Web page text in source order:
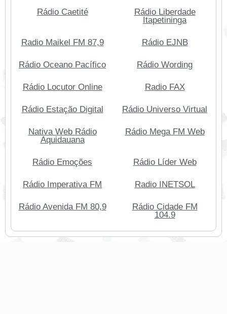
Rádio Caetité
Rádio Liberdade
Itapetininga
Radio Maikel FM 87,9 Rádio EJNB
Rádio Oceano Pacífico Rádio Wording
Rádio Locutor Online Radio FAX
Rádio Estação Digital Rádio Universo Virtual
Nativa Web Rádio
Aquidauana
Rádio Mega FM Web
Rádio Emoções Rádio Líder Web
Rádio Imperativa FM Radio INETSOL
Rádio Avenida FM 80,9
Rádio Cidade FM
104.9